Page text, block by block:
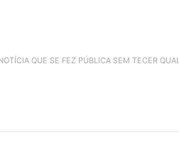
QUE SE FEZ PÚBLICA SEM TECER